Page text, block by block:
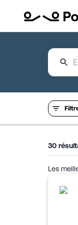
30
Les